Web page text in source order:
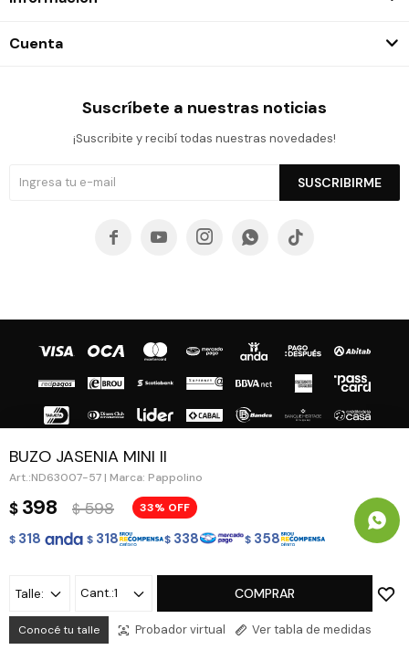
BUZO JASENIA MINI II
ND63007-57 | Marca: Pappolino
$ 398 $ 598 33
$ 318 $ 318 $ 338 $ 358
Talle:
Conocé tu talle Probador virtual Ver tabla de medidas
1 COMPRAR
Cuenta
Suscríbete a nuestras noticias
¡Suscribite y recibí todas nuestras novedades!
SUSCRIBIRME
    
Fenicio